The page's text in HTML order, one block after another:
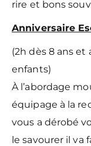
rire et bons
Anniversaire
(2h dès 8 ans
enfants)
À l’abordage
équipage à la
vous a dérobé
le savourer il va